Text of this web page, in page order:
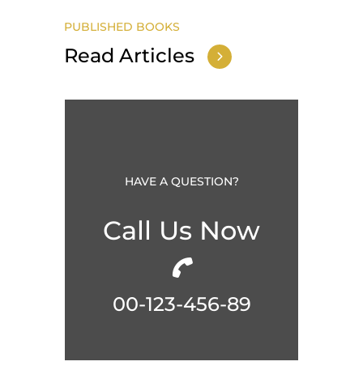
PUBLISHED BOOKS
Read Articles
HAVE A QUESTION?
Call Us Now
00-123-456-89